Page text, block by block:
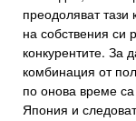
преодоляват тази
на собствения си
конкурентите. За
комбинация от
по онова време
Япония и